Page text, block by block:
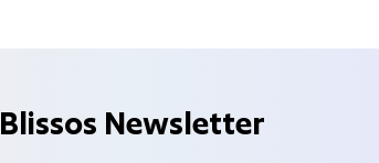
Blissos Newsletter